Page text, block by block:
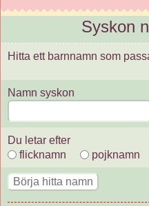
Syskon
Hitta ett barnnamn som
Namn syskon
Du letar efter
flicknamn
pojknamn